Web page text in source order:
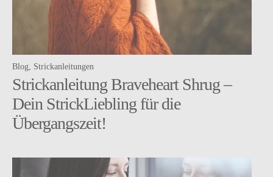
Blog Strickanleitungen
Strickanleitung Braveheart Shrug –
Dein StrickLiebling für die
Übergangszeit!